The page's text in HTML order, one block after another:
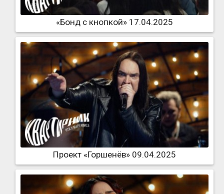
«Бонд с кнопкой» 17.04.2025
Проект «Горшенёв» 09.04.2025